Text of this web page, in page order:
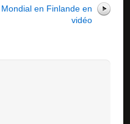
en Finlande en
vidéo